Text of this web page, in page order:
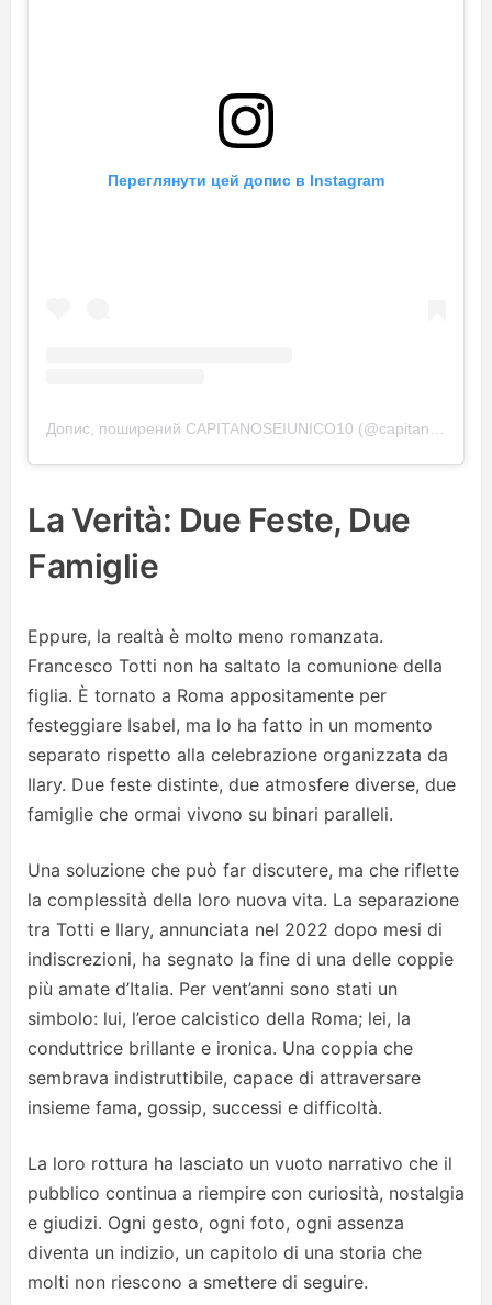
Переглянути цей допис в Instagram
La Verità: Due Feste, Due
Famiglie
Eppure, la realtà è molto meno romanzata.
Francesco Totti non ha saltato la comunione della
figlia. È tornato a Roma appositamente per
festeggiare Isabel, ma lo ha fatto in un momento
separato rispetto alla celebrazione organizzata da
Ilary. Due feste distinte, due atmosfere diverse, due
famiglie che ormai vivono su binari paralleli.
Una soluzione che può far discutere, ma che riflette
la complessità della loro nuova vita. La separazione
tra Totti e Ilary, annunciata nel 2022 dopo mesi di
indiscrezioni, ha segnato la fine di una delle coppie
più amate d’Italia. Per vent’anni sono stati un
simbolo: lui, l’eroe calcistico della Roma; lei, la
conduttrice brillante e ironica. Una coppia che
sembrava indistruttibile, capace di attraversare
insieme fama, gossip, successi e difficoltà.
La loro rottura ha lasciato un vuoto narrativo che il
pubblico continua a riempire con curiosità, nostalgia
e giudizi. Ogni gesto, ogni foto, ogni assenza
diventa un indizio, un capitolo di una storia che
molti non riescono a smettere di seguire.